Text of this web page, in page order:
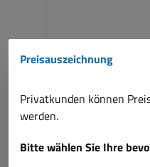
Preisauszeichnung
Privatkunden können
werden.
Bitte wählen Sie Ihre